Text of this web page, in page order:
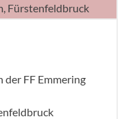
Fürstenfeldbruck
der FF Emmering